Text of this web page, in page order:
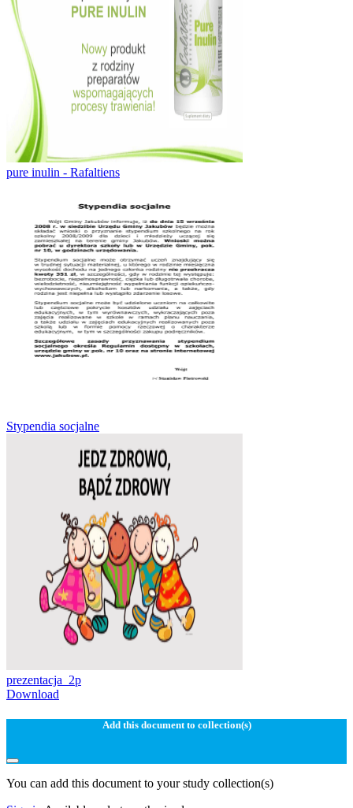
pure inulin - Rafaltiens
Stypendia socjalne
prezentacja_2p
Download
Add this document to collection(s)
You can add this document to your study collection(s)